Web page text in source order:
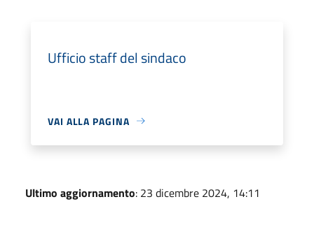
Ufficio staff del sindaco
VAI ALLA PAGINA
Ultimo aggiornamento: 23 dicembre 2024, 14:11